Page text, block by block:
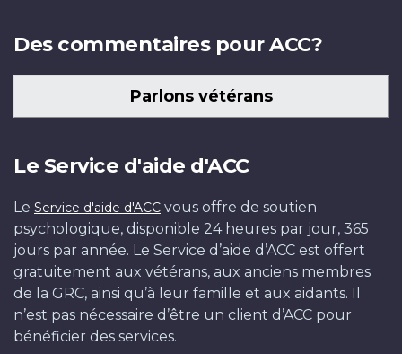
Des commentaires pour ACC?
Parlons vétérans
Le Service d'aide d'ACC
Le Service d'aide d'ACC vous offre de soutien
psychologique, disponible 24 heures par jour, 365
jours par année. Le Service d’aide d’ACC est offert
gratuitement aux vétérans, aux anciens membres
de la GRC, ainsi qu’à leur famille et aux aidants. Il
n’est pas nécessaire d’être un client d’ACC pour
bénéficier des services.